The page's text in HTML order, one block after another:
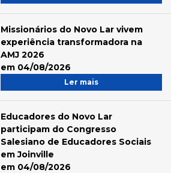
Missionários do Novo Lar vivem
experiência transformadora na
AMJ 2026
em 04/08/2026
Ler mais
Educadores do Novo Lar
participam do Congresso
Salesiano de Educadores Sociais
em Joinville
em 04/08/2026